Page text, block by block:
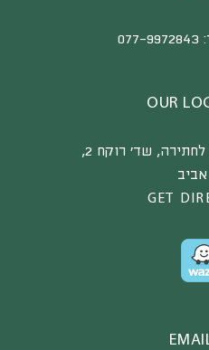
077-9972843
OUR
שד’ רוקח 2,
GET